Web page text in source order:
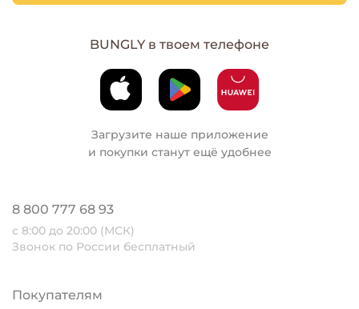
BUNGLY в твоем телефоне
Загрузите наше приложение
и покупки станут ещё удобнее
8 800 777 68 93
с 8:00 до 20:00 (МСК)
Звонок по России бесплатный
Покупателям